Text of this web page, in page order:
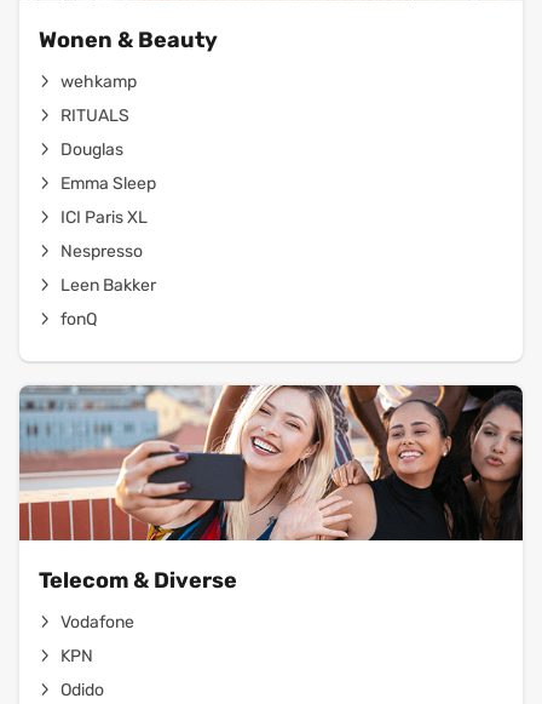
Wonen & Beauty
wehkamp
RITUALS
Douglas
Emma Sleep
ICI Paris XL
Nespresso
Leen Bakker
fonQ
Telecom & Diverse
Vodafone
KPN
Odido